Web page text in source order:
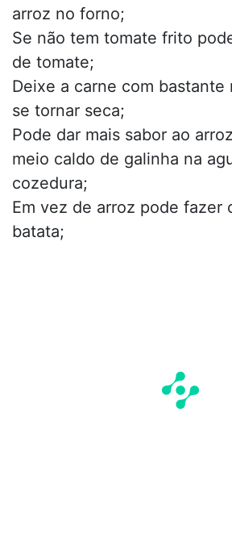
arroz no forno;
Se não tem tomate frito
de tomate;
Deixe a carne com bastante
se tornar seca;
Pode dar mais sabor ao
meio caldo de galinha na
cozedura;
Em vez de arroz pode fazer
batata;